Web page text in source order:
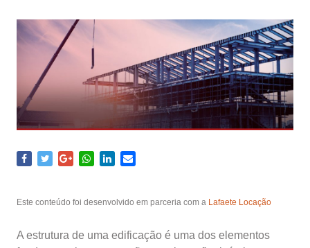
Este conteúdo foi desenvolvido em parceria com a Lafaete Locação
A estrutura de uma edificação é uma dos elementos